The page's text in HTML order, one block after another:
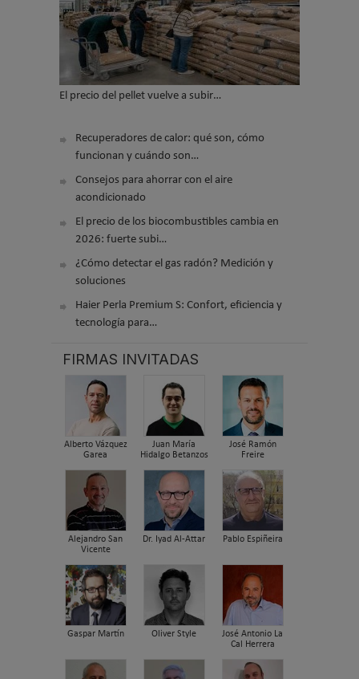
El precio del pellet vuelve a subir…
Recuperadores de calor: qué son, cómo
funcionan y cuándo son…
Consejos para ahorrar con el aire
acondicionado
El precio de los biocombustibles cambia en
2026: fuerte subi…
¿Cómo detectar el gas radón? Medición y
soluciones
Haier Perla Premium S: Confort, eficiencia y
tecnología para…
FIRMAS INVITADAS
Alberto Vázquez
Garea
Juan María
Hidalgo Betanzos
José Ramón
Freire
Alejandro San
Vicente
Dr. Iyad Al-Attar Pablo Espiñeira
Gaspar Martín Oliver Style
José Antonio La
Cal Herrera